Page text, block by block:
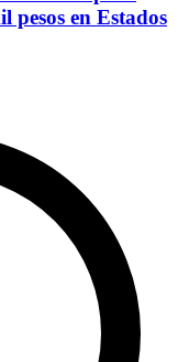
pesos en Estados